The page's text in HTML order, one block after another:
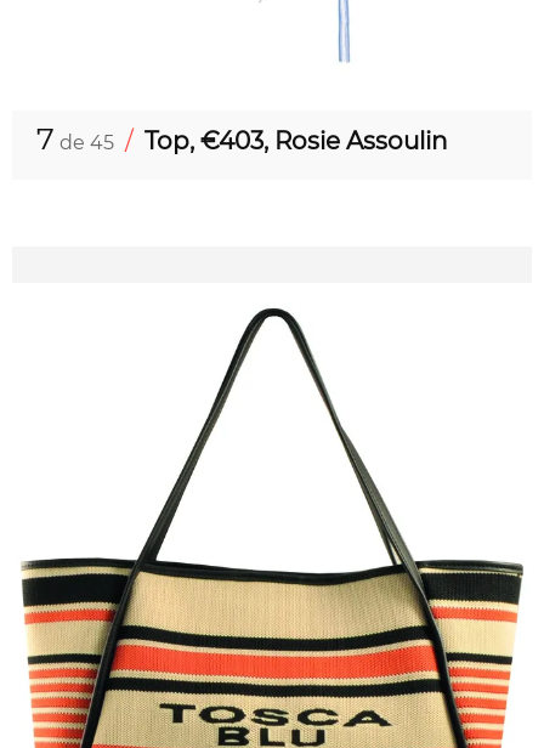
7 de 45 / Top, €403, Rosie Assoulin